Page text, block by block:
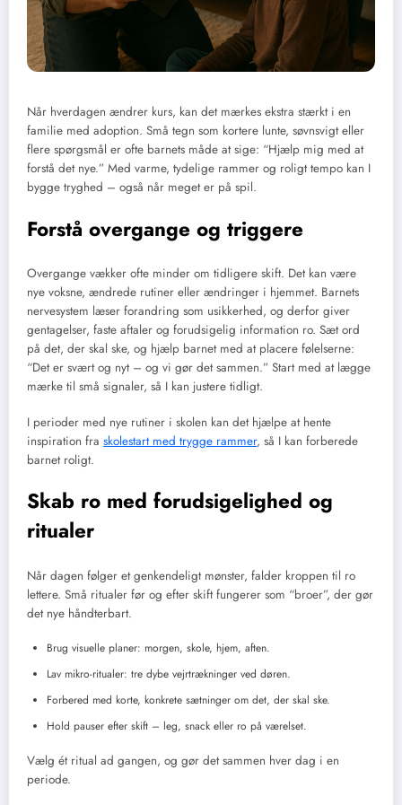
Når hverdagen ændrer kurs, kan det mærkes ekstra stærkt i en
familie med adoption. Små tegn som kortere lunte, søvnsvigt eller
flere spørgsmål er ofte barnets måde at sige: “Hjælp mig med at
forstå det nye.” Med varme, tydelige rammer og roligt tempo kan I
bygge tryghed – også når meget er på spil.
Forstå overgange og triggere
Overgange vækker ofte minder om tidligere skift. Det kan være
nye voksne, ændrede rutiner eller ændringer i hjemmet. Barnets
nervesystem læser forandring som usikkerhed, og derfor giver
gentagelser, faste aftaler og forudsigelig information ro. Sæt ord
på det, der skal ske, og hjælp barnet med at placere følelserne:
“Det er svært og nyt – og vi gør det sammen.” Start med at lægge
mærke til små signaler, så I kan justere tidligt.
I perioder med nye rutiner i skolen kan det hjælpe at hente
inspiration fra skolestart med trygge rammer, så I kan forberede
barnet roligt.
Skab ro med forudsigelighed og
ritualer
Når dagen følger et genkendeligt mønster, falder kroppen til ro
lettere. Små ritualer før og efter skift fungerer som “broer”, der gør
det nye håndterbart.
Brug visuelle planer: morgen, skole, hjem, aften.
Lav mikro-ritualer: tre dybe vejrtrækninger ved døren.
Forbered med korte, konkrete sætninger om det, der skal ske.
Hold pauser efter skift – leg, snack eller ro på værelset.
Vælg ét ritual ad gangen, og gør det sammen hver dag i en
periode.